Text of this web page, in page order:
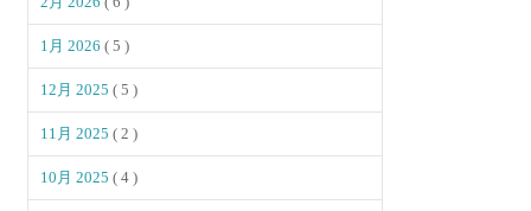
1月 2026( 5 )
12月 2025( 5 )
11月 2025( 2 )
10月 2025( 4 )